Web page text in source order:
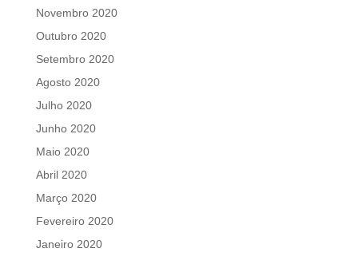
Novembro 2020
Outubro 2020
Setembro 2020
Agosto 2020
Julho 2020
Junho 2020
Maio 2020
Abril 2020
Março 2020
Fevereiro 2020
Janeiro 2020